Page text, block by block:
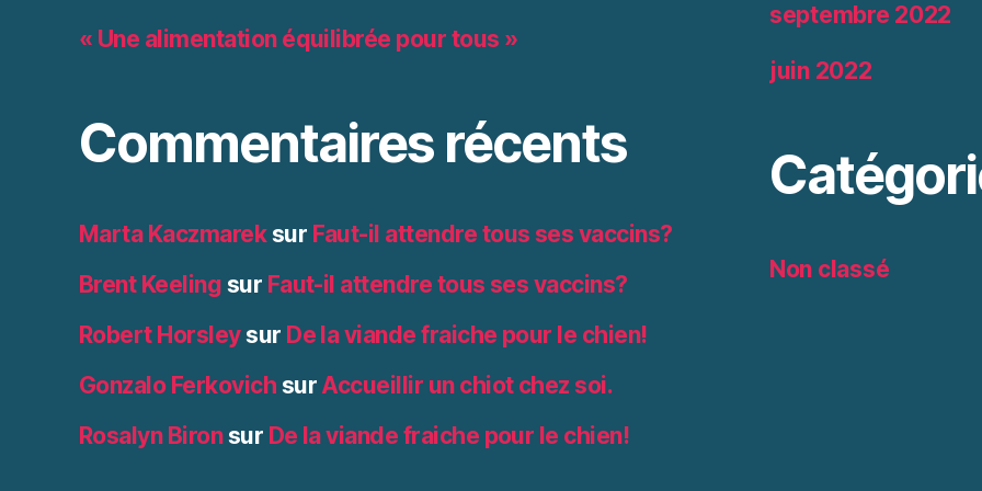
« Une alimentation équilibrée pour tous »
Commentaires récents
Marta Kaczmareksur Faut-il attendre tous ses vaccins?
Brent Keeling sur Faut-il attendre tous ses vaccins?
Robert Horsleysur De la viande fraiche pour le chien!
Gonzalo Ferkovich sur Accueillir un chiot chez soi.
Rosalyn Bironsur De la viande fraiche pour le chien!
septembre 2022
juin 2022
Non classé